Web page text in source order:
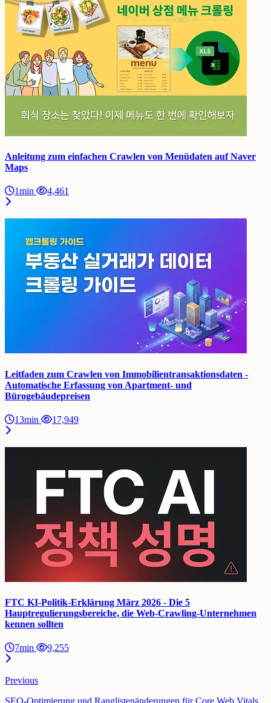
Anleitung zum einfachen Crawlen von Menüdaten auf Naver
Maps
1min 4,461
Leitfaden zum Crawlen von Immobilientransaktionsdaten -
Automatische Erfassung von Apartment- und
Bürogebäudepreisen
13min 17,949
FTC KI-Politik-Erklärung März 2026 - Die 5
Hauptregulierungsbereiche, die Web-Crawling-Unternehmen
kennen sollten
7min 9,255
Previous